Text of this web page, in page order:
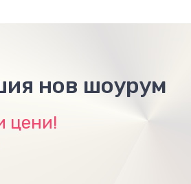
нов шоурум
цени!